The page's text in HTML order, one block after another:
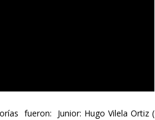
fueron: Junior: Hugo Vilela Ortiz (